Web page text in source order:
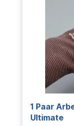
1 Paar
Ultimate